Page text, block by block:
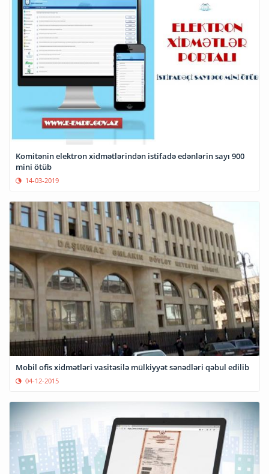
Komitənin elektron xidmətlərindən istifadə edənlərin sayı 900
mini ötüb
14-03-2019
Mobil ofis xidmətləri vasitəsilə mülkiyyət sənədləri qəbul edilib
04-12-2015